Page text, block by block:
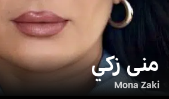
منى زكي
Mona Zaki